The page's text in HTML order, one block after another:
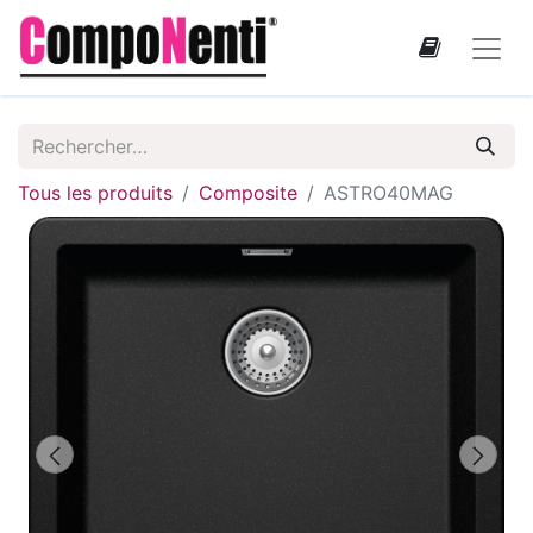
Tous les produits Composite ASTRO40MAG